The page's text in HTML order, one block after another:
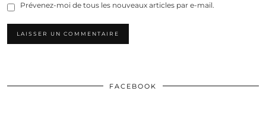
Prévenez-moi de tous les nouveaux articles par e-mail.
FACEBOOK